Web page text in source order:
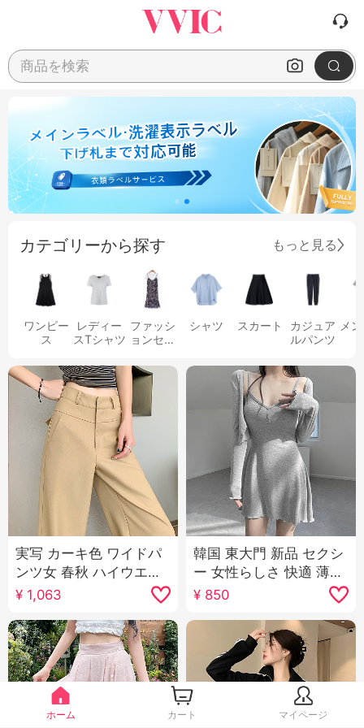
商品を検索
カテゴリーから探す もっと見る
ワンピー
ス
レディー
スTシャツ
ファッシ
ョンセッ
シャツ スカート
カジュア
ルパンツ
メ
実写 カーキ色 ワイドパ
ンツ女 春秋 ハイウエス
ト 垂 感 狭い 版 スリム
効果 スーツパンツ カジ
ュアル ストレートパン
ツ
¥ 1,063
韓国 東大門 新品 セクシ
ー 女性らしさ 快適 薄手
日焼け止め オープン シ
ャツ キャミソール スカ
ートスーツ 女性
¥ 850
ホーム カート マイページ